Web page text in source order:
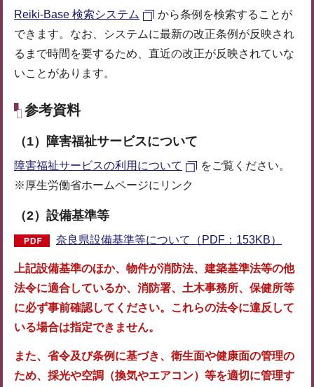
Reiki-Base 検索システム
から条例を検索することが
できます。なお、システムに最新の改正条例が反映され
るまで時間を要するため、直近の改正が反映されていな
いことがあります。
参考資料
（1）障害福祉サービスについて
障害福祉サービスの利用について
をご覧ください。
※厚生労働省ホームページにリンク
（2） 設備基準等
奈良県設備基準等について（PDF：153KB）
上記設備基準のほか、物件が消防法、建築基準法等の他
法令に適合しているか、消防署、土木事務所、保健所等
に必ず事前確認してください。これらの法令に違反して
いる場合は指定できません。
また、省令及び条例に基づき、衛生面や健康面の管理の
ため、採光や空調（換気やエアコン）等を適切に管理す